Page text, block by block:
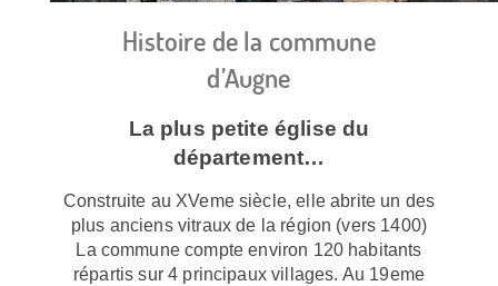
Histoire de la commune
d’Augne
La plus petite église du
département…
Construite au XVeme siècle, elle abrite un des
plus anciens vitraux de la région (vers 1400)
La commune compte environ 120 habitants
répartis sur 4 principaux villages. Au 19eme